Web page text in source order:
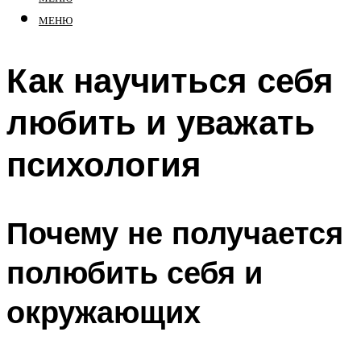
МЕНЮ
Как научиться себя
любить и уважать
психология
Почему не получается
полюбить себя и
окружающих